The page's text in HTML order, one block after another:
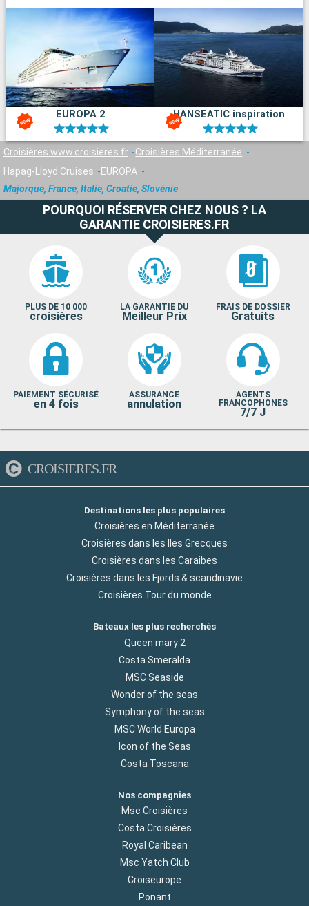
EUROPA 2 HANSEATIC inspiration
Croisières www.croisieres.fr
Croisières Méditerranée
Hapag-Lloyd Cruises
EUROPA
Majorque, France, Italie, Croatie, Slovénie
POURQUOI RÉSERVER CHEZ NOUS ? LA
GARANTIE CROISIERES.FR
PLUS DE 10 000
croisières
LA GARANTIE DU
Meilleur Prix
FRAIS DE DOSSIER
Gratuits
PAIEMENT SÉCURISÉ
en 4 fois
ASSURANCE
annulation
AGENTS
FRANCOPHONES
7/7 J
CROISIERES.FR
Destinations les plus populaires
Croisières en Méditerranée
Croisières dans les Iles Grecques
Croisières dans les Caraibes
Croisières dans les Fjords & scandinavie
Croisières Tour du monde
Bateaux les plus recherchés
Queen mary 2
Costa Smeralda
MSC Seaside
Wonder of the seas
Symphony of the seas
MSC World Europa
Icon of the Seas
Costa Toscana
Nos compagnies
Msc Croisières
Costa Croisières
Royal Caribean
Msc Yatch Club
Croiseurope
Ponant